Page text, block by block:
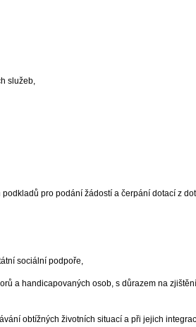
služeb,
pro podání žádostí a čerpání dotací z
sociální podpoře,
a handicapovaných osob, s důrazem na
obtížných životních situací a při jejich